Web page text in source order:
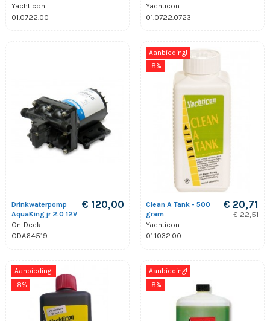
Yachticon
01.0722.00
Yachticon
01.0722.0723
Drinkwaterpomp
AquaKing jr 2.0 12V
On-Deck
ODA64519
€ 120,00
Aanbieding!
-8%
Clean A Tank - 500
gram
Yachticon
01.1032.00
€ 20,71
€ 22,51
Aanbieding!
-8%
Aanbieding!
-8%